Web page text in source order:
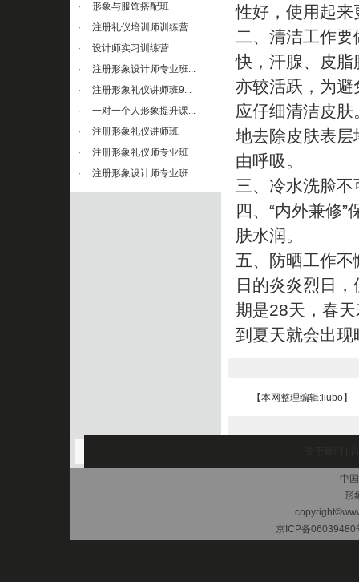
·
形象与服饰搭配班
·
注册礼仪培训师训练营
·
设计师实习训练营
·
注册形象设计师专业班...
·
注册形象礼仪讲师班9...
·
一对一个人形象提升课...
·
注册形象礼仪讲师班
·
注册形象礼仪师专业班
·
注册形象设计师专业班
性好，使用起来
二、清洁工作
快，汗腺、皮脂
亦较活跃，为避
应仔细清洁皮
地去除皮肤表
由呼吸。
三、冷水洗脸
四、“内外兼修
肤水润。
五、防晒工作
日的炎炎烈日
期是28天，春
到夏天就会出
【本网整理编辑:liubo】
中
形
京ICP备06039480